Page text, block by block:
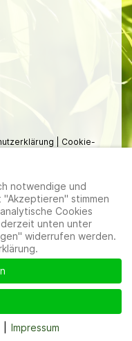
Cookie-
notwendige und
stimmen
Cookies
unten unter
widerrufen werden.
Impressum